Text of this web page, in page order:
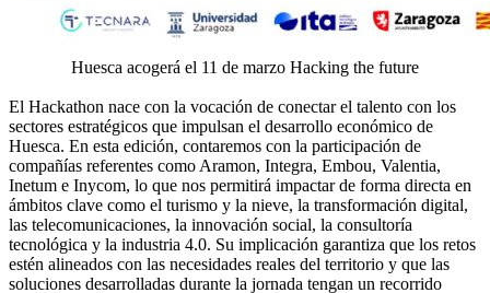
Huesca acogerá el 11 de marzo Hacking the future
El Hackathon nace con la vocación de conectar el talento con los
sectores estratégicos que impulsan el desarrollo económico de
Huesca. En esta edición, contaremos con la participación de
compañías referentes como Aramon, Integra, Embou, Valentia,
Inetum e Inycom, lo que nos permitirá impactar de forma directa en
ámbitos clave como el turismo y la nieve, la transformación digital,
las telecomunicaciones, la innovación social, la consultoría
tecnológica y la industria 4.0. Su implicación garantiza que los retos
estén alineados con las necesidades reales del territorio y que las
soluciones desarrolladas durante la jornada tengan un recorrido